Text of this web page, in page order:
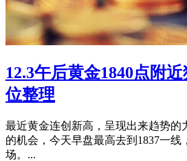
12.3午后黄金1840点附
位整理
最近黄金连创新高，呈现出来趋势的
的机会，今天早盘最高去到1837一线
场。...